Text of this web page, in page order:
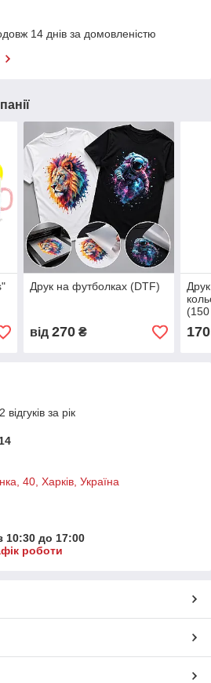
14 днів за домовленістю
Друк на футболках (DTF)
від 270₴ 170
за рік
40, Харків, Україна
10:30 до 17:00
роботи